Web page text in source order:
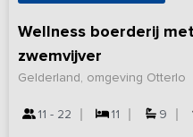
Wellness boerderij
zwemvijver
Gelderland, omgeving Otterlo
11 - 22 11 9